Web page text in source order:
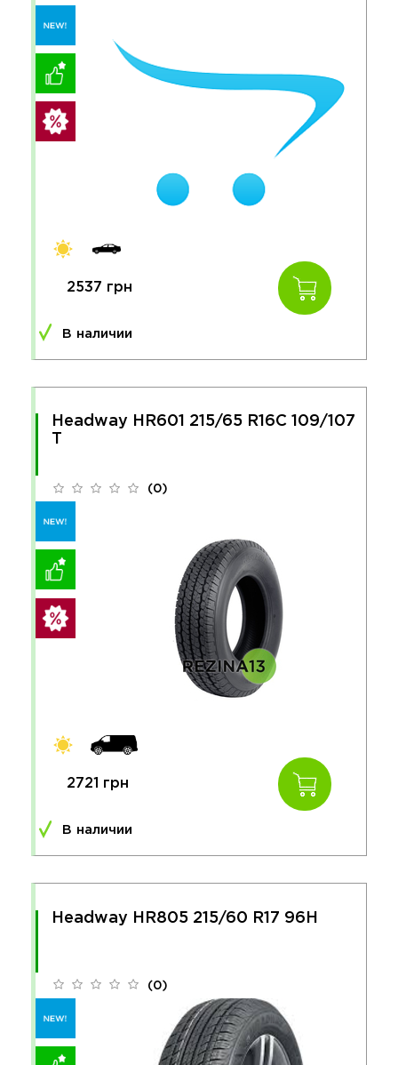
2537 грн
В наличии
Headway HR601 215/65 R16C 109/107
(0)
2721 грн
В наличии
Headway HR805 215/60 R17 96H
(0)